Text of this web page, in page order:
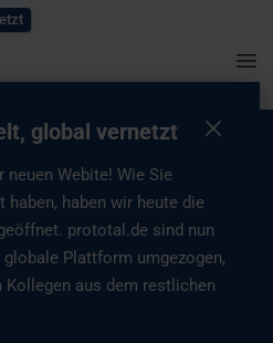
global vernetzt
Webite! Wie Sie
haben wir heute die
prototal.de sind nun
Plattform umgezogen,
aus dem restlichen
Multi Jet Fusion
Service: Die
der